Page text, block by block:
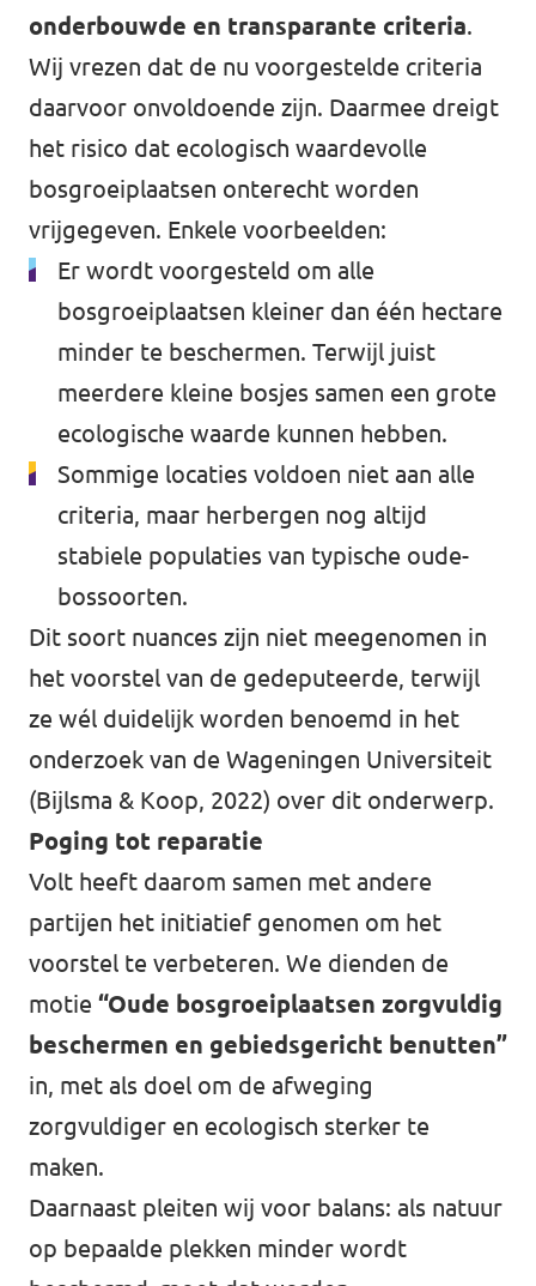
onderbouwde en transparante criteria.
Wij vrezen dat de nu voorgestelde criteria
daarvoor onvoldoende zijn. Daarmee dreigt
het risico dat ecologisch waardevolle
bosgroeiplaatsen onterecht worden
vrijgegeven. Enkele voorbeelden:
Er wordt voorgesteld om alle
bosgroeiplaatsen kleiner dan één hectare
minder te beschermen. Terwijl juist
meerdere kleine bosjes samen een grote
ecologische waarde kunnen hebben.
Sommige locaties voldoen niet aan alle
criteria, maar herbergen nog altijd
stabiele populaties van typische oude-
bossoorten.
Dit soort nuances zijn niet meegenomen in
het voorstel van de gedeputeerde, terwijl
ze wél duidelijk worden benoemd in het
onderzoek van de Wageningen Universiteit
(Bijlsma & Koop, 2022) over dit onderwerp.
Poging tot reparatie
Volt heeft daarom samen met andere
partijen het initiatief genomen om het
voorstel te verbeteren. We dienden de
motie “Oude bosgroeiplaatsen zorgvuldig
beschermen en gebiedsgericht benutten”
in, met als doel om de afweging
zorgvuldiger en ecologisch sterker te
maken.
Daarnaast pleiten wij voor balans: als natuur
op bepaalde plekken minder wordt